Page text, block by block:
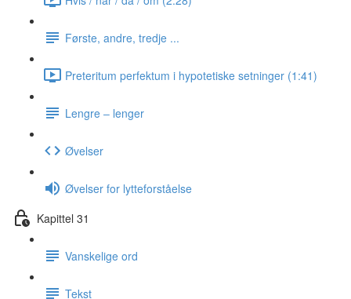
Første, andre, tredje ...
Preteritum perfektum i hypotetiske setninger (1:41)
Lengre ‒ lenger
Øvelser
Øvelser for lytteforståelse
Kapittel 31
Vanskelige ord
Tekst